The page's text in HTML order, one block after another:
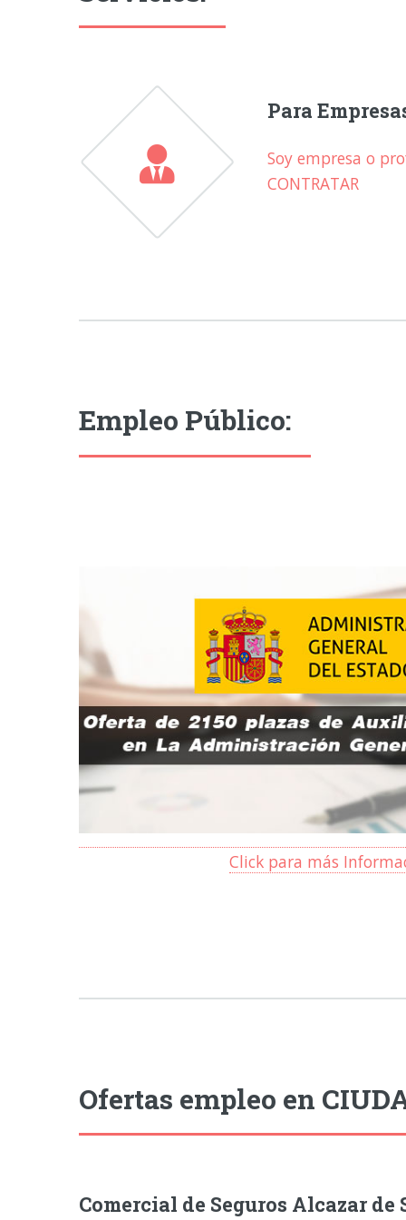
Para
Soy empresa o
CONTRATAR
Empleo Público:
Click para más
Ofertas empleo en
Comercial de Seguros Alcazar de